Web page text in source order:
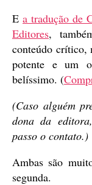
E a tradução de
Editores,
conteúdo crítico,
potente e um
belíssimo. (
(Caso alguém
dona da
passo o contato.)
Ambas são
segunda.